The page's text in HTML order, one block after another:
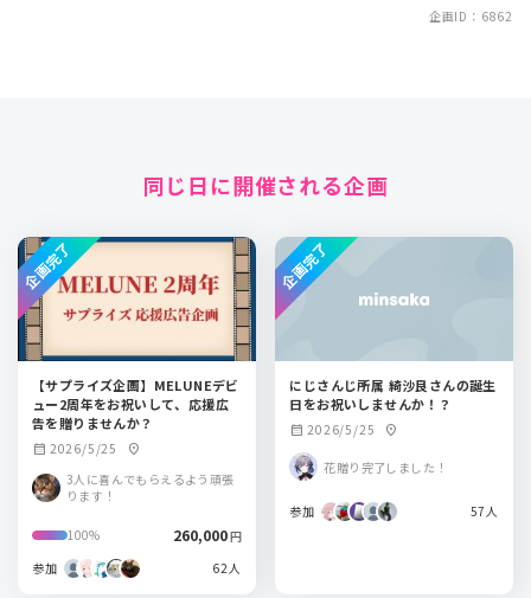
企画ID：6862
同じ日に開催される企画
【サプライズ企画】MELUNEデビ
ュー2周年をお祝いして、応援広
告を贈りませんか？
calendar_month 2026/5/25 location_on
3人に喜んでもらえるよう頑張
ります！
100% 260,000円
参加
62人
企画完了
にじさんじ所属 綺沙良さんの誕生
日をお祝いしませんか！？
calendar_month 2026/5/25 location_on
花贈り完了しました！
参加 57人
企画完了